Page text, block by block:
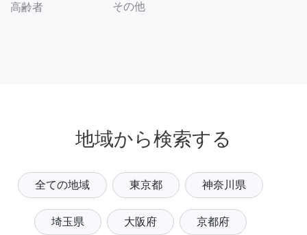
高齢者 その他
地域から検索する
全ての地域 東京都 神奈川県
埼玉県 大阪府 京都府